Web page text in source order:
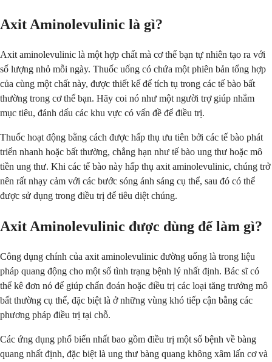
Axit Aminolevulinic là gì?
Axit aminolevulinic là một hợp chất mà cơ thể bạn tự nhiên tạo ra với
số lượng nhỏ mỗi ngày. Thuốc uống có chứa một phiên bản tổng hợp
của cùng một chất này, được thiết kế để tích tụ trong các tế bào bất
thường trong cơ thể bạn. Hãy coi nó như một người trợ giúp nhắm
mục tiêu, đánh dấu các khu vực có vấn đề để điều trị.
Thuốc hoạt động bằng cách được hấp thụ ưu tiên bởi các tế bào phát
triển nhanh hoặc bất thường, chẳng hạn như tế bào ung thư hoặc mô
tiền ung thư. Khi các tế bào này hấp thụ axit aminolevulinic, chúng trở
nên rất nhạy cảm với các bước sóng ánh sáng cụ thể, sau đó có thể
được sử dụng trong điều trị để tiêu diệt chúng.
Axit Aminolevulinic được dùng để làm gì?
Công dụng chính của axit aminolevulinic đường uống là trong liệu
pháp quang động cho một số tình trạng bệnh lý nhất định. Bác sĩ có
thể kê đơn nó để giúp chẩn đoán hoặc điều trị các loại tăng trưởng mô
bất thường cụ thể, đặc biệt là ở những vùng khó tiếp cận bằng các
phương pháp điều trị tại chỗ.
Các ứng dụng phổ biến nhất bao gồm điều trị một số bệnh về bàng
quang nhất định, đặc biệt là ung thư bàng quang không xâm lấn cơ và